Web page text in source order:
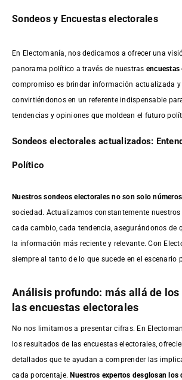
Sondeos y Encuestas electorales
En Electomanía, nos dedicamos a ofrecer una
panorama político a través de nuestras encuestas
compromiso es brindar información actualizada y
convirtiéndonos en un referente indispensable
tendencias y opiniones que moldean el futuro
Sondeos electorales actualizados:
Político
Nuestros sondeos electorales no son solo números
sociedad. Actualizamos constantemente
cada cambio, cada tendencia, asegurándonos de
la información más reciente y relevante. Con
siempre al tanto de lo que sucede en el escenario
Análisis profundo: más allá de los
las encuestas electorales
No nos limitamos a presentar cifras. En
los resultados de las encuestas electorales,
detallados que te ayudan a comprender las
cada porcentaje.Nuestros expertos desglosan los